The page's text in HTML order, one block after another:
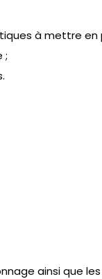
à mettre en
;
ainsi que